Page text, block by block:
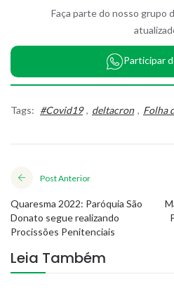
Faça parte do nosso grupo
Participar
Tags: #Covid19 , deltacron , Folha
Post Anterior
Quaresma 2022: Paróquia São
Donato segue realizando
Procissões Penitenciais
Leia Também